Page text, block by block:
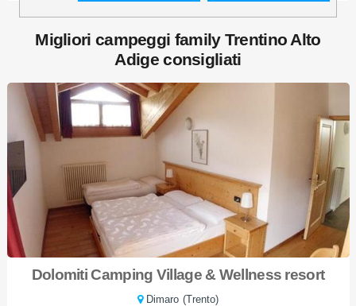
Migliori campeggi family Trentino Alto
Adige consigliati
Dolomiti Camping Village & Wellness resort
Dimaro (Trento)